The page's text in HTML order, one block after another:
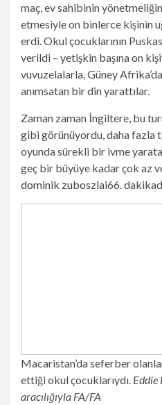
maç, ev sahibinin
etmesiyle on binlerce kişinin
erdi. Okul çocuklarının
verildi – yetişkin başına on
vuvuzelalarla, Güney
anımsatan bir din yarattılar.
Zaman zaman İngiltere, bu
gibi görünüyordu, daha fazla
oyunda sürekli bir ivme
geç bir büyüye kadar çok az
dominik zuboszlai66.
Macaristan’da seferber
ettiği okul çocuklarıydı. Eddie
aracılığıyla FA/FA